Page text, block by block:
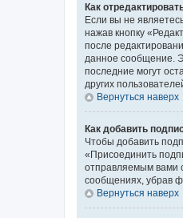
Как
Если вы не
нажав кнопку
после
данное сообщение.
последние могут
других
Вернуться наверх
Как добавить
Чтобы добавить
«Присоединить
отправляемым вами
сообщениях, убрав
Вернуться наверх